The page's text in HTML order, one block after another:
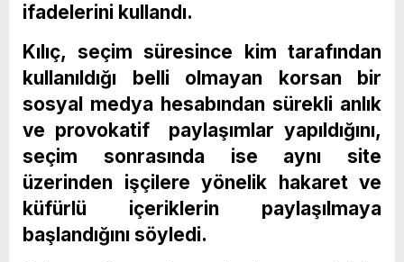
ifadelerini kullandı.
Kılıç, seçim süresince kim tarafından
kullanıldığı belli olmayan korsan bir
sosyal medya hesabından sürekli anlık
ve provokatif paylaşımlar yapıldığını,
seçim sonrasında ise aynı site
üzerinden işçilere yönelik hakaret ve
küfürlü içeriklerin paylaşılmaya
başlandığını söyledi.